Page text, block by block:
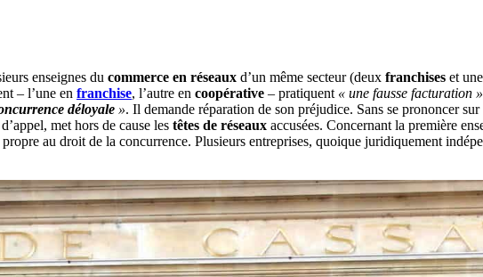
enseignes du commerce en réseaux d’un même secteur (deux franchises et une
– l’une en franchise, l’autre en coopérative – pratiquent « une fausse facturation »
déloyale ». Il demande réparation de son préjudice. Sans se prononcer
met hors de cause les têtes de réseaux accusées. Concernant la première
au droit de la concurrence. Plusieurs entreprises, quoique juridiquement